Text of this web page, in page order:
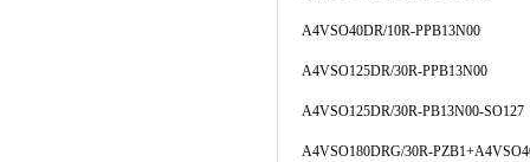
A4VSO40DR/10R-PPB13N00
A4VSO125DR/30R-PPB13N00
A4VSO125DR/30R-PB13N00-SO127
A4VSO180DRG/30R-